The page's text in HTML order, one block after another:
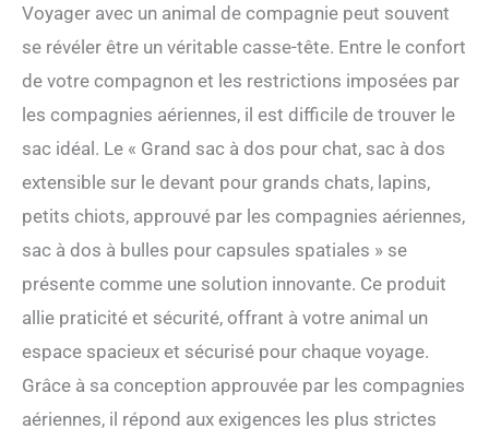
Voyager avec un animal de compagnie peut souvent
se révéler être un véritable casse-tête. Entre le confort
de votre compagnon et les restrictions imposées par
les compagnies aériennes, il est difficile de trouver le
sac idéal. Le « Grand sac à dos pour chat, sac à dos
extensible sur le devant pour grands chats, lapins,
petits chiots, approuvé par les compagnies aériennes,
sac à dos à bulles pour capsules spatiales » se
présente comme une solution innovante. Ce produit
allie praticité et sécurité, offrant à votre animal un
espace spacieux et sécurisé pour chaque voyage.
Grâce à sa conception approuvée par les compagnies
aériennes, il répond aux exigences les plus strictes